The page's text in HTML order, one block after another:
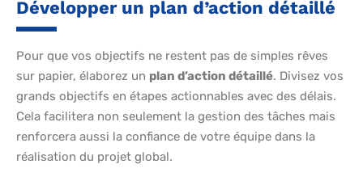
Développer un plan d’action détaillé
Pour que vos objectifs ne restent pas de simples rêves
sur papier, élaborez un plan d’action détaillé. Divisez vos
grands objectifs en étapes actionnables avec des délais.
Cela facilitera non seulement la gestion des tâches mais
renforcera aussi la confiance de votre équipe dans la
réalisation du projet global.